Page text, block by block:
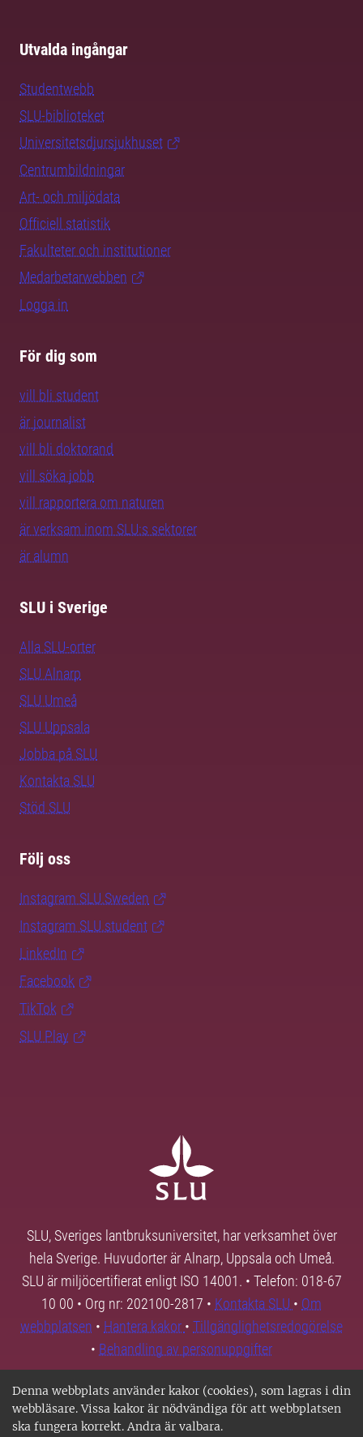
Denna webbplats använder kakor (cookies), som lagras i din
webbläsare. Vissa kakor är nödvändiga för att webbplatsen
ska fungera korrekt. Andra är valbara.
Utvalda ingångar
Studentwebb
SLU-biblioteket
Universitetsdjursjukhuset
Centrumbildningar
Art- och miljödata
Officiell statistik
Fakulteter och institutioner
Medarbetarwebben
Logga in
För dig som
vill bli student
är journalist
vill bli doktorand
vill söka jobb
vill rapportera om naturen
är verksam inom SLU:s sektorer
är alumn
SLU i Sverige
Alla SLU-orter
SLU Alnarp
SLU Umeå
SLU Uppsala
Jobba på SLU
Kontakta SLU
Stöd SLU
Följ oss
Instagram SLU.Sweden
Instagram SLU.student
LinkedIn
Facebook
TikTok
SLU Play
SLU, Sveriges lantbruksuniversitet, har verksamhet över
hela Sverige. Huvudorter är Alnarp, Uppsala och Umeå.
SLU är miljöcertifierat enligt ISO 14001. • Telefon: 018-67
10 00 • Org nr: 202100-2817 • Kontakta SLU • Om
webbplatsen • Hantera kakor • Tillgänglighetsredogörelse
• Behandling av personuppgifter